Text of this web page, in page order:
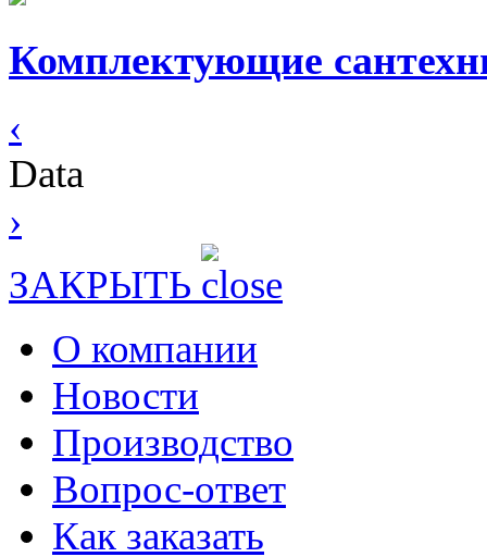
Комплектующие
‹
Data
›
ЗАКРЫТЬ
О компании
Новости
Производство
Вопрос-ответ
Как заказать